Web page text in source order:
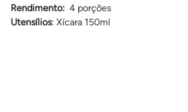
Rendimento: 4 porções
Utensílios: Xícara 150ml